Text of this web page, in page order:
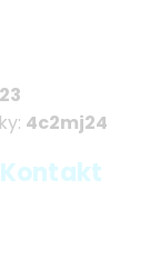
4c2mj24
Kontakt